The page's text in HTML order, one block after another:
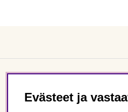
Evästeet ja